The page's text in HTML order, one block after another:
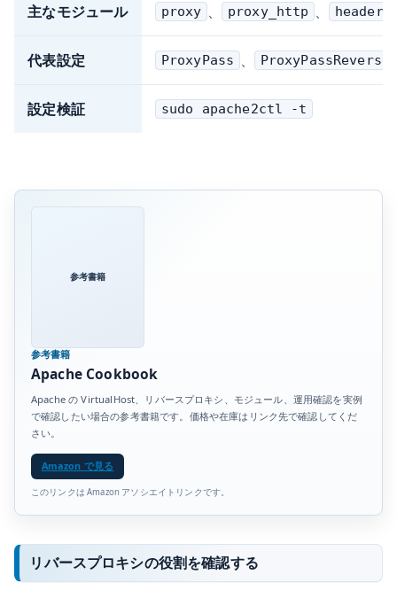
主なモジュール proxy 、 proxy_http 、 headers
代表設定 ProxyPass 、 ProxyPassReverse
設定検証 sudo apache2ctl -t
参考書籍
参考書籍
Apache Cookbook
Apache の VirtualHost、リバースプロキシ、モジュール、運用確認を実例
で確認したい場合の参考書籍です。価格や在庫はリンク先で確認してくだ
さい。
Amazon で見る
このリンクは Amazon アソシエイトリンクです。
リバースプロキシの役割を確認する